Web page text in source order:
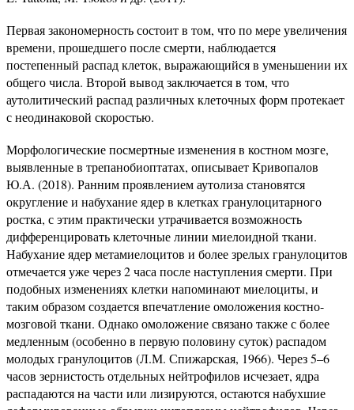
Первая закономерность состоит в том, что по мере увеличения
времени, прошедшего после смерти, наблюдается
постепенный распад клеток, выражающийся в уменьшении их
общего числа. Второй вывод заключается в том, что
аутолитический распад различных клеточных форм протекает
с неодинаковой скоростью.
Морфологические посмертные изменения в костном мозге,
выявленные в трепанобиоптатах, описывает Кривопалов
Ю.А. (2018). Ранним проявлением аутолиза становятся
округление и набухание ядер в клетках гранулоцитарного
ростка, с этим практически утрачивается возможность
дифференцировать клеточные линии миелоидной ткани.
Набухание ядер метамиелоцитов и более зрелых гранулоцитов
отмечается уже через 2 часа после наступления смерти. При
подобных изменениях клетки напоминают миелоциты, и
таким образом создается впечатление омоложения костно-
мозговой ткани. Однако омоложение связано также с более
медленным (особенно в первую половину суток) распадом
молодых гранулоцитов (Л.М. Спижарская, 1966). Через 5–6
часов зернистость отдельных нейтрофилов исчезает, ядра
распадаются на части или лизируются, остаются набухшие